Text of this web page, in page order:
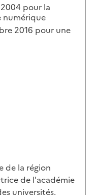
pour la
numérique
2016 pour une
de la région
de l'académie
universités.